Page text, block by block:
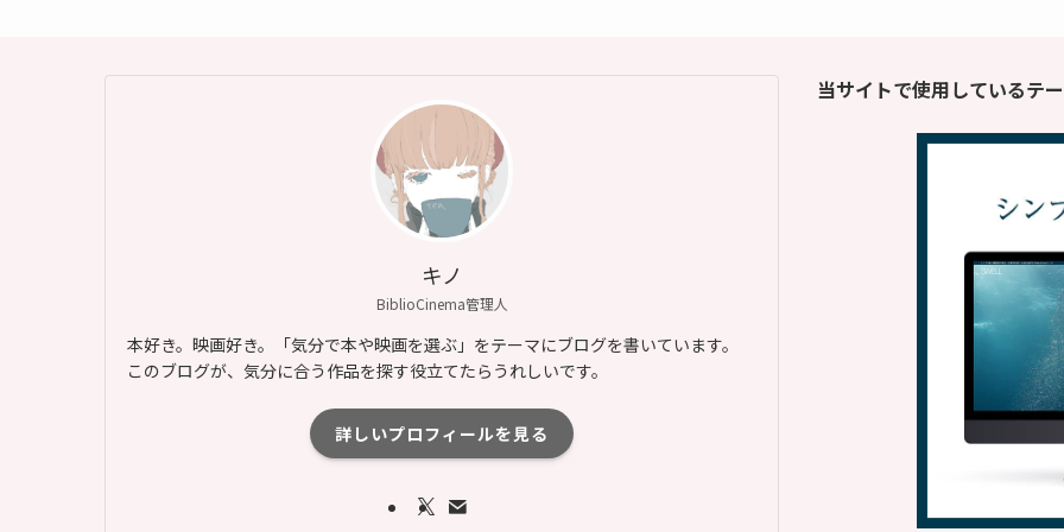
キノ
BiblioCinema管理人
本好き。映画好き。「気分で本や映画を選ぶ」をテーマにブログを書いています。
このブログが、気分に合う作品を探す役立てたらうれしいです。
詳しいプロフィールを見る
当サイトで使用しているテ